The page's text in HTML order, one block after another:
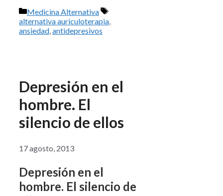
Categorías
Medicina Alternativa
Etiquetas
alternativa auriculoterapia,
ansiedad,antidepresivos
Depresión en el
hombre. El
silencio de ellos
17 agosto, 2013
Depresión en el
hombre. El silencio de